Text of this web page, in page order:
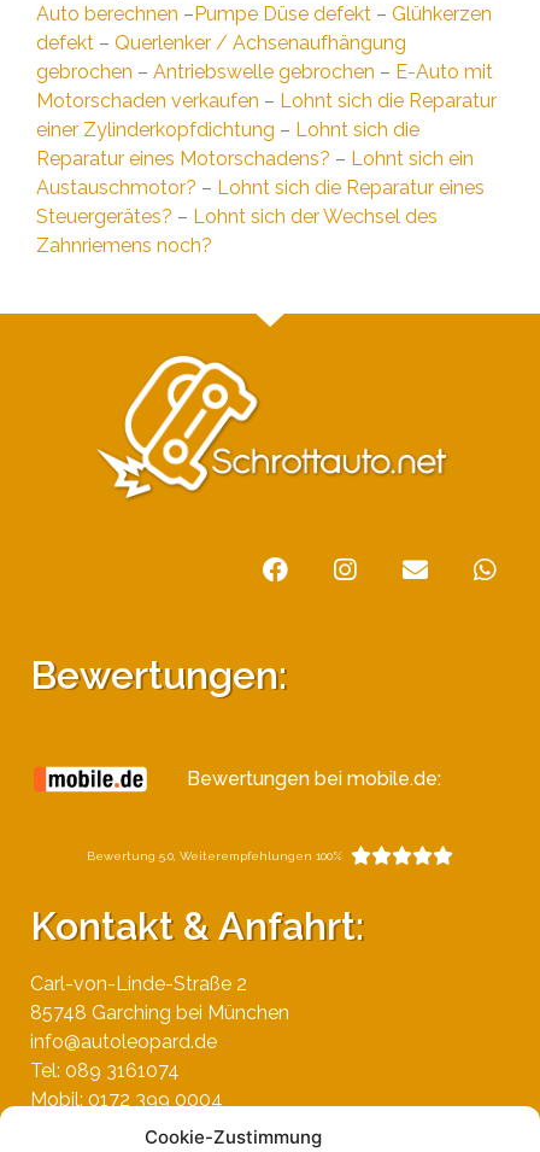
Cookie-Zustimmung
Auto berechnen –Pumpe Düse defekt – Glühkerzen
defekt – Querlenker / Achsenaufhängung
gebrochen – Antriebswelle gebrochen – E-Auto mit
Motorschaden verkaufen – Lohnt sich die Reparatur
einer Zylinderkopfdichtung – Lohnt sich die
Reparatur eines Motorschadens? – Lohnt sich ein
Austauschmotor? – Lohnt sich die Reparatur eines
Steuergerätes? – Lohnt sich der Wechsel des
Zahnriemens noch?
Bewertungen:
Bewertungen bei mobile.de:
Bewertung 5.0, Weiterempfehlungen 100% 
Kontakt & Anfahrt:
Carl-von-Linde-Straße 2
85748 Garching bei München
info@autoleopard.de
Tel: 089 3161074
Mobil: 0172 399 0004
– jederzeit erreichbar –